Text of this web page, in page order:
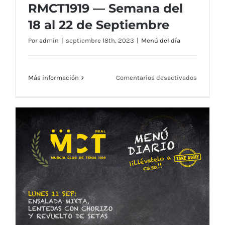
Menú Restaurante RMCT1919 — Semana
del 18 al 22 de Septiembre
RMCT1919 — Semana del
18 al 22 de Septiembre
Por admin | septiembre 18th, 2023 | Menú del día
Más información Comentarios desactivados
Semana
del
18
22